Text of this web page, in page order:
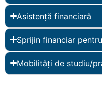
Asistență financiară
Sprijin financiar
Mobilități de studiu/